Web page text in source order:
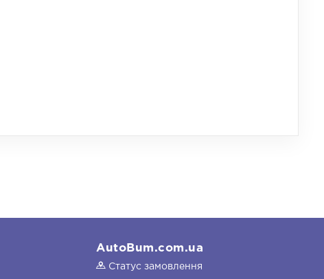
AutoBum.com.ua
Статус замовлення